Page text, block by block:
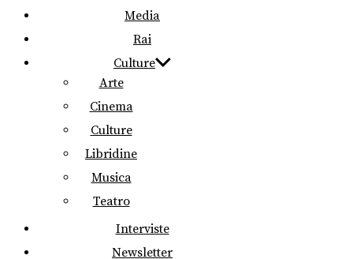
Media
Rai
Culture
Arte
Cinema
Culture
Libridine
Musica
Teatro
Interviste
Newsletter